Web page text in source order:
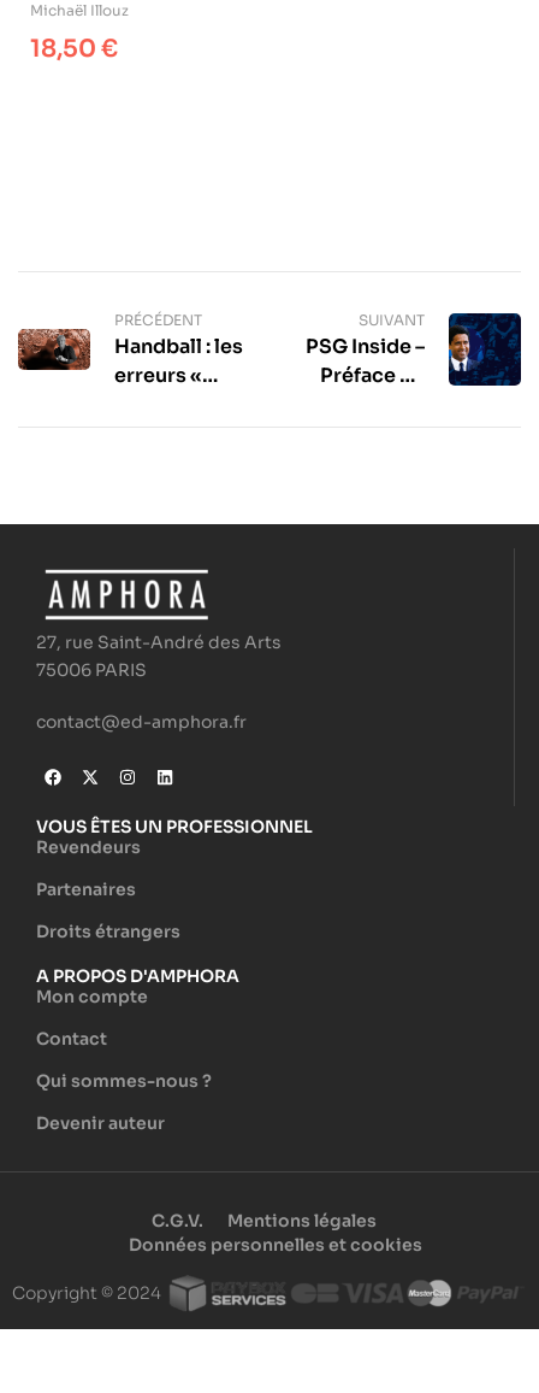
Michaël Illouz
18,50 €
PRÉCÉDENT
Handball : les
erreurs «
» – L’œil de
SUIVANT
PSG Inside –
Préface du
Nasser Al-
27, rue Saint-André des Arts
75006 PARIS
contact@ed-amphora.fr
VOUS ÊTES UN PROFESSIONNEL
Revendeurs
Partenaires
Droits étrangers
A PROPOS D'AMPHORA
Mon compte
Contact
Qui sommes-nous ?
Devenir auteur
C.G.V.
Mentions légales
Données personnelles et cookies
Copyright © 2024